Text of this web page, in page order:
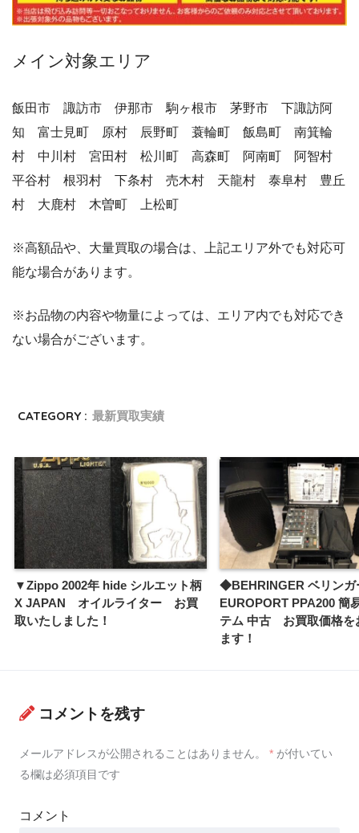
メイン対象エリア
飯田市 諏訪市 伊那市 駒ヶ根市 茅野市 下諏訪阿
知 富士見町 原村 辰野町 蓑輪町 飯島町 南箕輪
村 中川村 宮田村 松川町 高森町 阿南町 阿智村
平谷村 根羽村 下条村 売木村 天龍村 泰阜村 豊丘
村 大鹿村 木曽町 上松町
※高額品や、大量買取の場合は、上記エリア外でも対応可
能な場合があります。
※お品物の内容や物量によっては、エリア内でも対応でき
ない場合がございます。
CATEGORY : 最新買取実績
▼Zippo 2002年 hide シルエット柄
X JAPAN オイルライター お買
取いたしました！
◆BEHRINGER ベリンガ
EUROPORT PPA200 簡
テム 中古 お買取価格を
ます！
コメントを残す
メールアドレスが公開されることはありません。 * が付いてい
る欄は必須項目です
コメント